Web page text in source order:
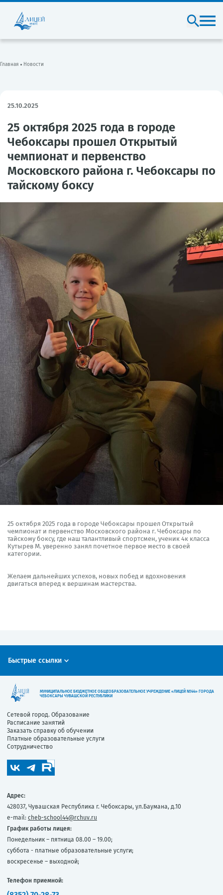
Главная Новости
25.10.2025
25 октября 2025 года в городе
Чебоксары прошел Открытый
чемпионат и первенство
Московского района г. Чебоксары по
тайскому боксу
25 октября 2025 года в городе Чебоксары прошел Открытый
чемпионат и первенство Московского района г. Чебоксары по
тайскому боксу, где наш талантливый спортсмен, ученик 4к класса
Кутырев М. уверенно занял почетное первое место в своей
категории.
Желаем дальнейших успехов, новых побед и вдохновения
двигаться вперед к вершинам мастерства.
Быстрые ссылки
МУНИЦИПАЛЬНОЕ БЮДЖЕТНОЕ ОБЩЕОБРАЗОВАТЕЛЬНОЕ УЧРЕЖДЕНИЕ «ЛИЦЕЙ №44» ГОРОДА
ЧЕБОКСАРЫ ЧУВАШСКОЙ РЕСПУБЛИКИ
Сетевой город. Образование
Расписание занятий
Заказать справку об обучении
Платные образовательные услуги
Сотрудничество
Адрес:
428037, Чувашская Республика г. Чебоксары, ул.Баумана, д.10
e-mail: cheb-school44@rchuv.ru
График работы лицея:
Понедельник – пятница 08.00 – 19.00;
суббота - платные образовательные услуги;
воскресенье – выходной;
Телефон приемной: